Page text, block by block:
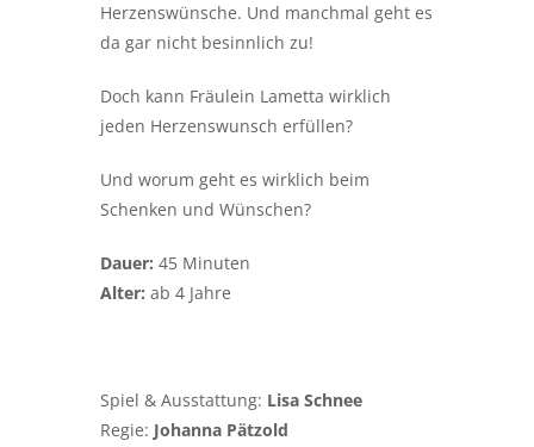
Herzenswünsche. Und manchmal geht es
da gar nicht besinnlich zu!
Doch kann Fräulein Lametta wirklich
jeden Herzenswunsch erfüllen?
Und worum geht es wirklich beim
Schenken und Wünschen?
Dauer: 45 Minuten
Alter: ab 4 Jahre
Spiel & Ausstattung: Lisa Schnee
Regie: Johanna Pätzold